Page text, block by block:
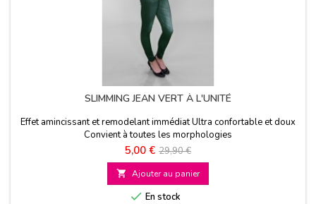
SLIMMING JEAN VERT À L'UNITÉ
Effet amincissant et remodelant immédiat Ultra confortable et doux
Convient à toutes les morphologies
Prix
5,00 € Prix
de
base
29,90 €
 Ajouter au panier
 En stock